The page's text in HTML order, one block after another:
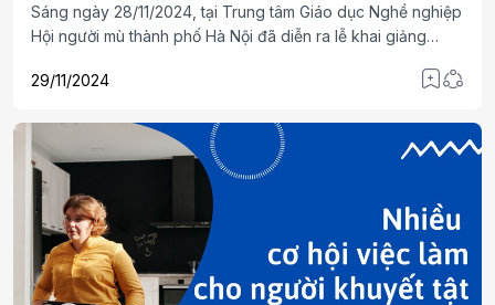
Sáng ngày 28/11/2024, tại Trung tâm Giáo dục Nghề nghiệp
Hội người mù thành phố Hà Nội đã diễn ra lễ khai giảng
khiếm thị. Đây là một sự kiện quan trọng nằm trong khuôn
nhập cho thanh thiếu niên khuyết tật (TVET)” do Quỹ
Liliane Fonds (Hà Lan) tài trợ. Khóa học hứa hẹn mang đến
cơ hội việc làm mới, giúp thanh niên khiếm thị phát triển kỹ
năng kinh doanh trực tuyến và hòa nhập sâu hơn vào nền
kinh tế số.
29/11/2024